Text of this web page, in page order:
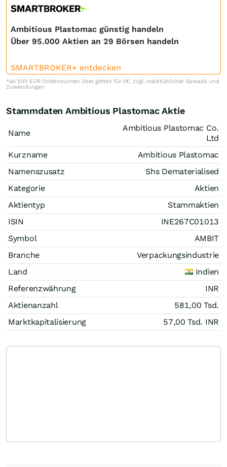
Ambitious Plastomac günstig handeln
Über 95.000 Aktien an 29 Börsen handeln
SMARTBROKER+ entdecken
*ab 500 EUR Ordervolumen über gettex für 0€, zzgl. marktüblicher Spreads und
Zuwendungen
Stammdaten Ambitious Plastomac Aktie
Name
Ambitious Plastomac Co.
Ltd
Kurzname
Ambitious Plastomac
Namenszusatz
Shs Dematerialised
Kategorie
Aktien
Aktientyp
Stammaktien
ISIN
INE267C01013
Symbol
AMBIT
Branche
Verpackungsindustrie
Land
Indien
Referenzwährung
INR
Aktienanzahl
581,00 Tsd.
Marktkapitalisierung
57,00 Tsd. INR